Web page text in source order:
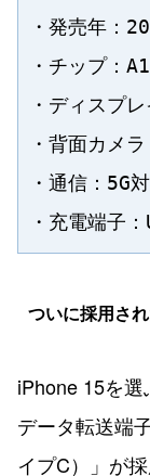
・発売年：
・チップ：
・ディスプ
・背面カメ
・通信：5G
ついに採用さ
iPhone 15を
データ転送端
イプC）」が